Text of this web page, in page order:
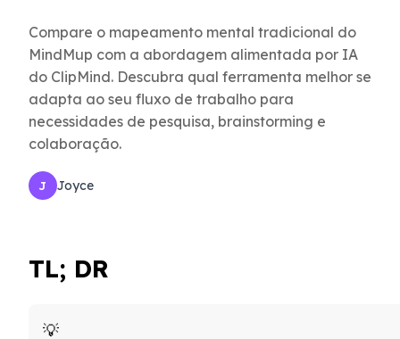
Compare o mapeamento mental tradicional do
MindMup com a abordagem alimentada por IA
do ClipMind. Descubra qual ferramenta melhor se
adapta ao seu fluxo de trabalho para
necessidades de pesquisa, brainstorming e
colaboração.
J Joyce
TL; DR